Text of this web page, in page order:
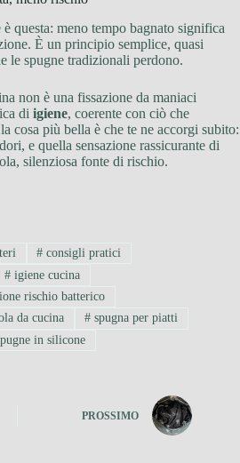
è questa: meno tempo bagnato significa
È un principio semplice, quasi
le spugne tradizionali perdono.
non è una fissazione da maniaci
di igiene, coerente con ciò che
cosa più bella è che te ne accorgi subito:
e quella sensazione rassicurante di
silenziosa fonte di rischio.
# consigli pratici
#igiene cucina
rischio batterico
da cucina # spugna per piatti
in silicone
PROSSIMO